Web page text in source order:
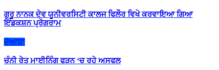
ਗੁਰੂ ਨਾਨਕ ਦੇਵ ਯੂਨੀਵਰਸਿਟੀ ਕਾਲਜ ਫਿਲੌਰ ਵਿਖੇ ਕਰਵਾਇਆ ਗਿਆ
ਇੰਡਕਸ਼ਨ ਪ੍ਰੋਗਰਾਮ
ਦੋਆਬਾ
ਚੰਨੀ ਰੇਤ ਮਾਈਨਿੰਗ ਫੜਨ ‘ਚ ਰਹੇ ਅਸਫਲ